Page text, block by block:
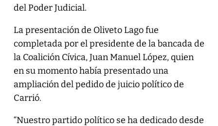
del Poder Judicial.
La presentación de Oliveto Lago fue
completada por el presidente de la bancada de
la Coalición Cívica, Juan Manuel López, quien
en su momento había presentado una
ampliación del pedido de juicio político de
Carrió.
“Nuestro partido político se ha dedicado desde